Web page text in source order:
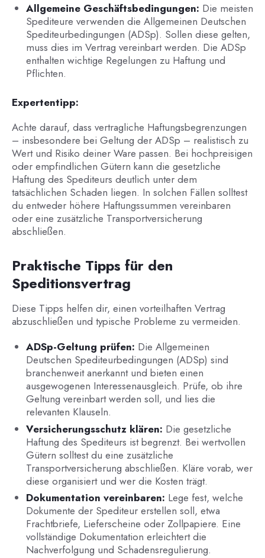
Allgemeine Geschäftsbedingungen: Die meisten
Spediteure verwenden die Allgemeinen Deutschen
Spediteurbedingungen (ADSp). Sollen diese gelten,
muss dies im Vertrag vereinbart werden. Die ADSp
enthalten wichtige Regelungen zu Haftung und
Pflichten.
Expertentipp:
Achte darauf, dass vertragliche Haftungsbegrenzungen
– insbesondere bei Geltung der ADSp – realistisch zu
Wert und Risiko deiner Ware passen. Bei hochpreisigen
oder empfindlichen Gütern kann die gesetzliche
Haftung des Spediteurs deutlich unter dem
tatsächlichen Schaden liegen. In solchen Fällen solltest
du entweder höhere Haftungssummen vereinbaren
oder eine zusätzliche Transportversicherung
abschließen.
Praktische Tipps für den
Speditionsvertrag
Diese Tipps helfen dir, einen vorteilhaften Vertrag
abzuschließen und typische Probleme zu vermeiden.
ADSp-Geltung prüfen: Die Allgemeinen
Deutschen Spediteurbedingungen (ADSp) sind
branchenweit anerkannt und bieten einen
ausgewogenen Interessenausgleich. Prüfe, ob ihre
Geltung vereinbart werden soll, und lies die
relevanten Klauseln.
Versicherungsschutz klären: Die gesetzliche
Haftung des Spediteurs ist begrenzt. Bei wertvollen
Gütern solltest du eine zusätzliche
Transportversicherung abschließen. Kläre vorab, wer
diese organisiert und wer die Kosten trägt.
Dokumentation vereinbaren: Lege fest, welche
Dokumente der Spediteur erstellen soll, etwa
Frachtbriefe, Lieferscheine oder Zollpapiere. Eine
vollständige Dokumentation erleichtert die
Nachverfolgung und Schadensregulierung.